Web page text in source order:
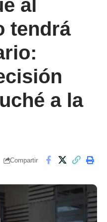
al
tendrá
a la
Compartir